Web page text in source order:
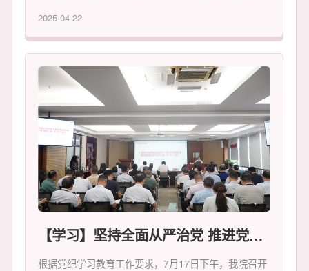
院80周年之际，按照“人文院庆、文化院庆、学术院
庆、公益院庆”总体部署，广东省第六届妇幼健康传播
创新能力培训班暨广东省妇幼保健院建院80周年活动
在广州顺利举行。广东省卫生健康委党组成员、副主任
刘元亮，省卫生健康委妇幼处处长黄毓文、宣传处处长
谭琳玲，广东省妇幼保健协会会长温伟群、副会长曲慧
敏，广东省医师协会常务副会长、省妇幼保健院原党委
书记、院长黄汉林，省妇幼保健院原院长麦嘉明，省妇
幼保健院党委书记欧奕强，党委副书记、院长刘国成和
在家的领导班子成员、中层干部，以及全省各级妇幼保
共襄发展盛举。
2025-04-22
【学习】坚持全面从严治党 推进党纪学习教育走深走实——院党委书记欧奕强讲授党纪学习教育专题党课
根据党纪学习教育工作要求，7月17日下午，我院召开